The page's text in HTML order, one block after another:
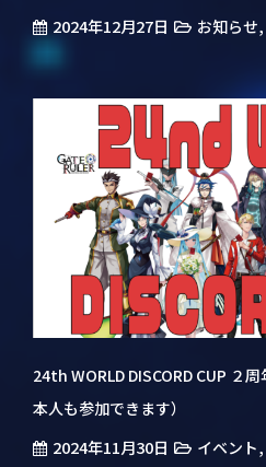
2024年12月27日 お知らせ,
24th WORLD DISCORD CUP ２
本人も参加できます）
2024年11月30日 イベント,